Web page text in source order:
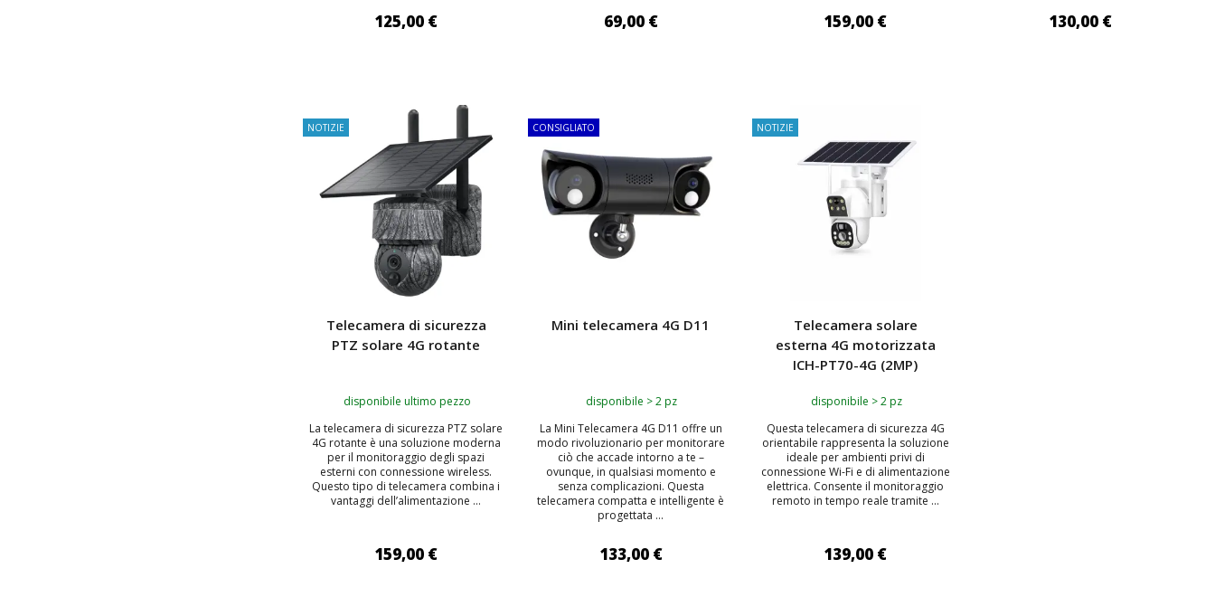
125,00 € 69,00 € 159,00 € 130,00 €
NOTIZIE
Telecamera di sicurezza
PTZ solare 4G rotante
disponibile ultimo pezzo
La telecamera di sicurezza PTZ solare
4G rotante è una soluzione moderna
per il monitoraggio degli spazi
esterni con connessione wireless.
Questo tipo di telecamera combina i
vantaggi dell’alimentazione ...
159,00 €
CONSIGLIATO
Mini telecamera 4G D11
disponibile > 2 pz
La Mini Telecamera 4G D11 offre un
modo rivoluzionario per monitorare
ciò che accade intorno a te –
ovunque, in qualsiasi momento e
senza complicazioni. Questa
telecamera compatta e intelligente è
progettata ...
133,00 €
NOTIZIE
Telecamera solare
esterna 4G motorizzata
ICH-PT70-4G (2MP)
disponibile > 2 pz
Questa telecamera di sicurezza 4G
orientabile rappresenta la soluzione
ideale per ambienti privi di
connessione Wi-Fi e di alimentazione
elettrica. Consente il monitoraggio
remoto in tempo reale tramite ...
139,00 €